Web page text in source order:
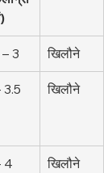
– 3 खिलौने
3.5 खिलौने
4 खिलौने